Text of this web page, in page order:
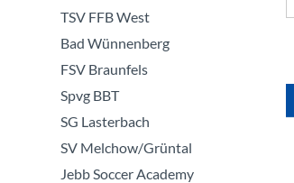
TSV FFB West
Bad Wünnenberg
FSV Braunfels
Spvg BBT
SG Lasterbach
SV Melchow/Grüntal
Jebb Soccer Academy